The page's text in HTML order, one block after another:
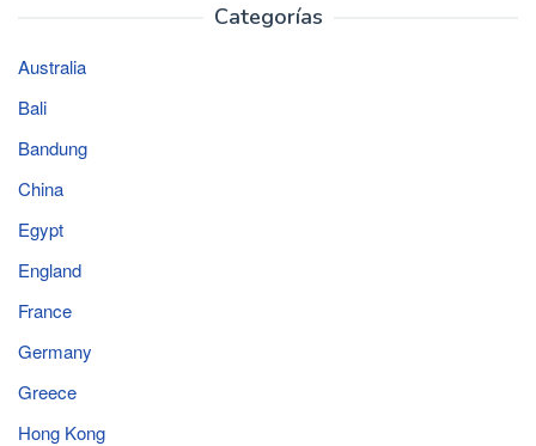
Categorías
Australia
Bali
Bandung
China
Egypt
England
France
Germany
Greece
Hong Kong